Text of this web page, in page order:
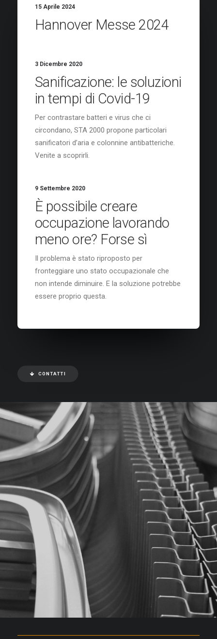
15 Aprile 2024
Hannover Messe 2024
3 Dicembre 2020
Sanificazione: le soluzioni
in tempi di Covid-19
Per contrastare batteri e virus che ci
circondano, STA 2000 propone particolari
sanificatori d’aria e colonnine antibatteriche.
Venite a scoprirli.
9 Settembre 2020
È possibile creare
occupazione lavorando
meno ore? Forse sì
Il problema è stato riproposto per
fronteggiare uno stato occupazionale che
non intende diminuire. E la soluzione potrebbe
essere proprio questa.
CONTATTI